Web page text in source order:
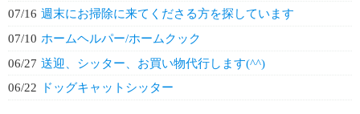
07/16 週末にお掃除に来てくださる方を探しています
07/10 ホームヘルパー/ホームクック
06/27 送迎、シッター、お買い物代行します(^^)
06/22
ドッグキャットシッター